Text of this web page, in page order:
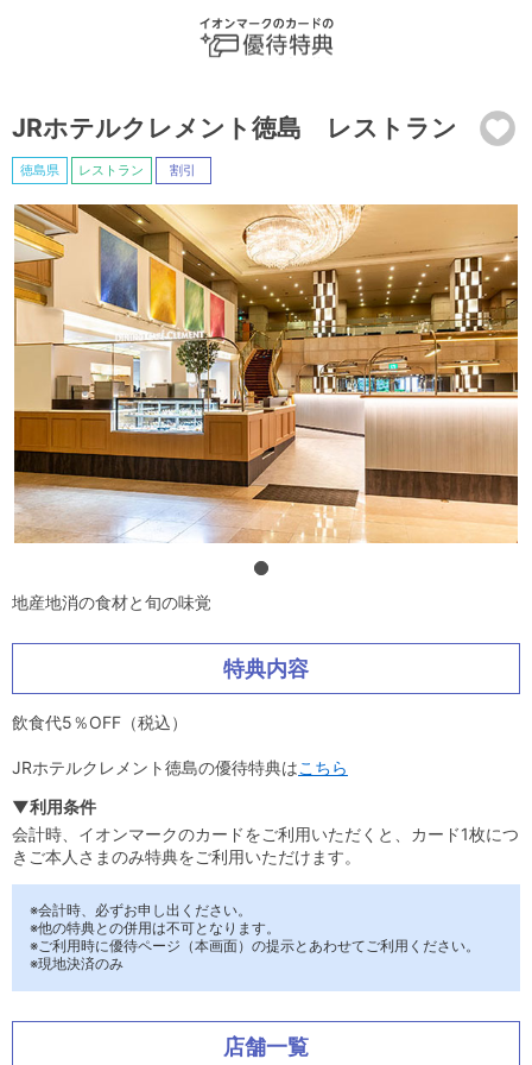
JRホテルクレメント徳島 レストラン
徳島県 レストラン 割引
地産地消の食材と旬の味覚
特典内容
飲食代5％OFF（税込）
JRホテルクレメント徳島の優待特典はこちら
▼利用条件
会計時、イオンマークのカードをご利用いただくと、カード1枚につ
きご本人さまのみ特典をご利用いただけます。
※会計時、必ずお申し出ください。
※他の特典との併用は不可となります。
※ご利用時に優待ページ（本画面）の提示とあわせてご利用ください。
※現地決済のみ
店舗一覧